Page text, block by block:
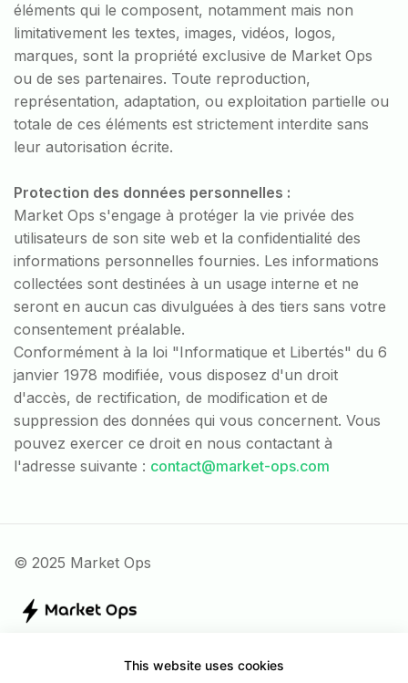
éléments qui le composent, notamment mais non
limitativement les textes, images, vidéos, logos,
marques, sont la propriété exclusive de Market Ops
ou de ses partenaires. Toute reproduction,
représentation, adaptation, ou exploitation partielle ou
totale de ces éléments est strictement interdite sans
leur autorisation écrite.
Protection des données personnelles :
Market Ops s'engage à protéger la vie privée des
utilisateurs de son site web et la confidentialité des
informations personnelles fournies. Les informations
collectées sont destinées à un usage interne et ne
seront en aucun cas divulguées à des tiers sans votre
consentement préalable.
Conformément à la loi "Informatique et Libertés" du 6
janvier 1978 modifiée, vous disposez d'un droit
d'accès, de rectification, de modification et de
suppression des données qui vous concernent. Vous
pouvez exercer ce droit en nous contactant à
l'adresse suivante : contact@market-ops.com
© 2025 Market Ops
This website uses cookies